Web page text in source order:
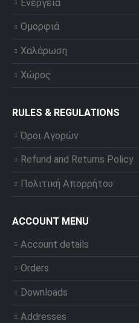
Ενέργεια
Ομορφιά
Χαλάρωση
Χώρος
RULES & REGULATIONS
Όροι Αγορών
Refund and Returns Policy
Πολιτική Απορρήτου
ACCOUNT MENU
Account details
Orders
Downloads
Addresses